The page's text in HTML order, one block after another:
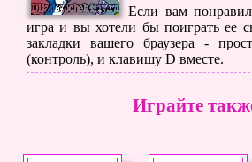
Если вам
игра и вы хотели бы поиграть ее
закладки вашего браузера -
(контроль), и клавишу D вместе.
Играйте